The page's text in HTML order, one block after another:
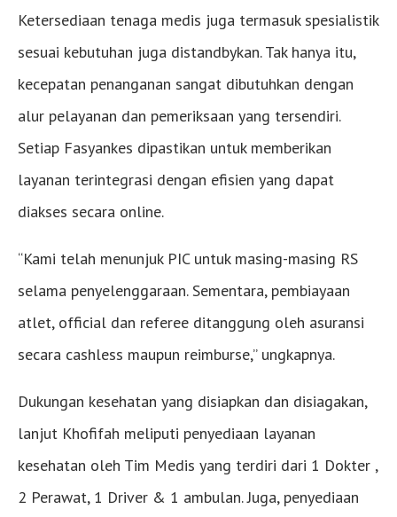
Ketersediaan tenaga medis juga termasuk spesialistik
sesuai kebutuhan juga distandbykan. Tak hanya itu,
kecepatan penanganan sangat dibutuhkan dengan
alur pelayanan dan pemeriksaan yang tersendiri.
Setiap Fasyankes dipastikan untuk memberikan
layanan terintegrasi dengan efisien yang dapat
diakses secara online.
“Kami telah menunjuk PIC untuk masing-masing RS
selama penyelenggaraan. Sementara, pembiayaan
atlet, official dan referee ditanggung oleh asuransi
secara cashless maupun reimburse,” ungkapnya.
Dukungan kesehatan yang disiapkan dan disiagakan,
lanjut Khofifah meliputi penyediaan layanan
kesehatan oleh Tim Medis yang terdiri dari 1 Dokter ,
2 Perawat, 1 Driver & 1 ambulan. Juga, penyediaan